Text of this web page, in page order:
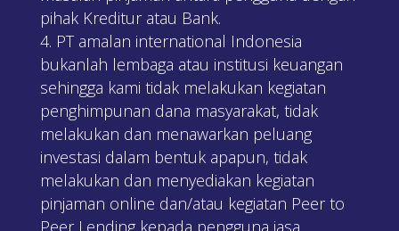
pihak Kreditur atau Bank.
PT amalan international Indonesia
bukanlah lembaga atau institusi keuangan
sehingga kami tidak melakukan kegiatan
penghimpunan dana masyarakat, tidak
melakukan dan menawarkan peluang
investasi dalam bentuk apapun, tidak
melakukan dan menyediakan kegiatan
pinjaman online dan/atau kegiatan Peer to
Peer Lending kepada pengguna jasa